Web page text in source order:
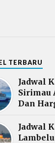
TERBARU
Jadwal
Sirimau
Dan
Jadwal